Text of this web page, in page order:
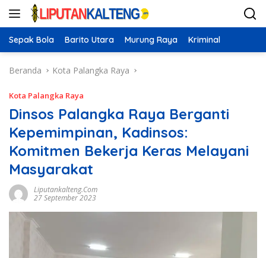
Langsung
Sepak Bola Barito Utara Murung Raya Kriminal
Beranda Kota Palangka Raya
Kota Palangka Raya
Dinsos Palangka Raya Berganti
Kepemimpinan, Kadinsos:
Komitmen Bekerja Keras Melayani
Masyarakat
Liputankalteng.com
27 September 2023